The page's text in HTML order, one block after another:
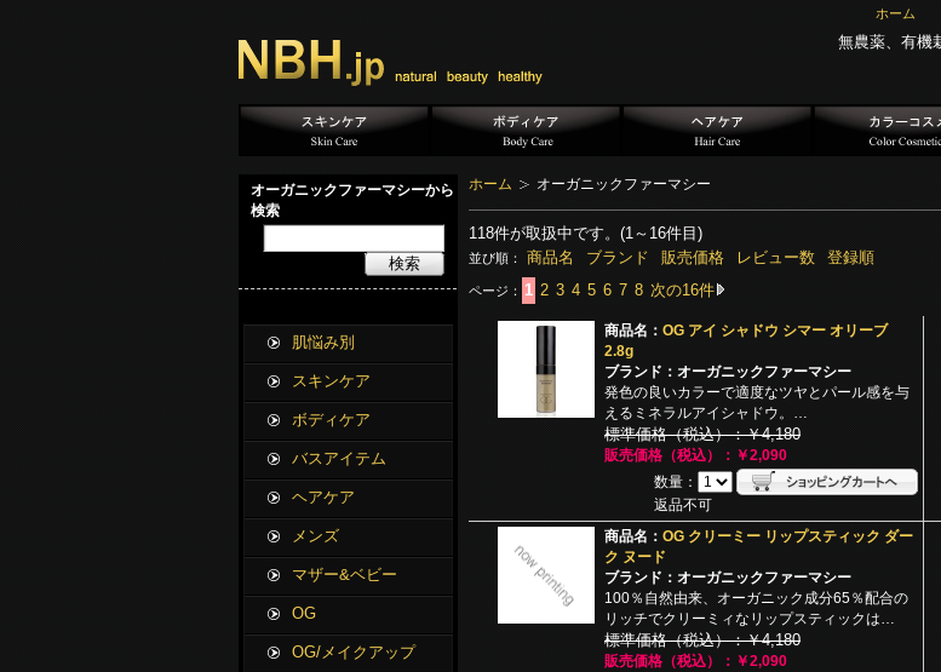
ホーム
無農薬、有機
ホーム オーガニックファーマシー
118件が取扱中です。(1～16件目)
並び順： 商品名 ブランド 販売価格 レビュー数 登録順
ページ： 1 2 3 4 5 6 7 8 次の16件
商品名： OG アイ シャドウ シマー オリーブ
2.8g
ブランド：オーガニックファーマシー
発色の良いカラーで適度なツヤとパール感を与
えるミネラルアイシャドウ。…
標準価格（税込）：￥4,180
販売価格（税込）：￥2,090
数量：
返品不可
商品名： OG クリーミー リップスティック ダー
ク ヌード
ブランド：オーガニックファーマシー
100％自然由来、オーガニック成分65％配合の
リッチでクリーミィなリップスティックは…
標準価格（税込）：￥4,180
販売価格（税込）：￥2,090
オーガニックファーマシーから
検索
検索
肌悩み別
スキンケア
ボディケア
バスアイテム
ヘアケア
メンズ
マザー&ベビー
OG
OG/メイクアップ